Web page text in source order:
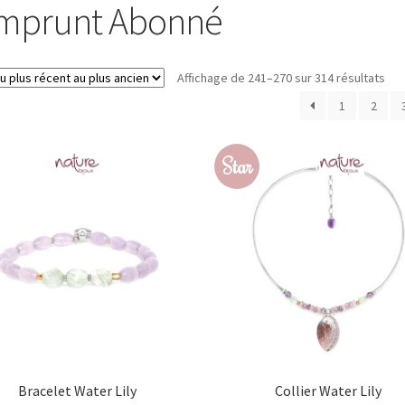
Abonné
Affichage de 241–270 sur 314 résultatsTrié
1 2
Bracelet Water Lily
Star
Collier Water Lily